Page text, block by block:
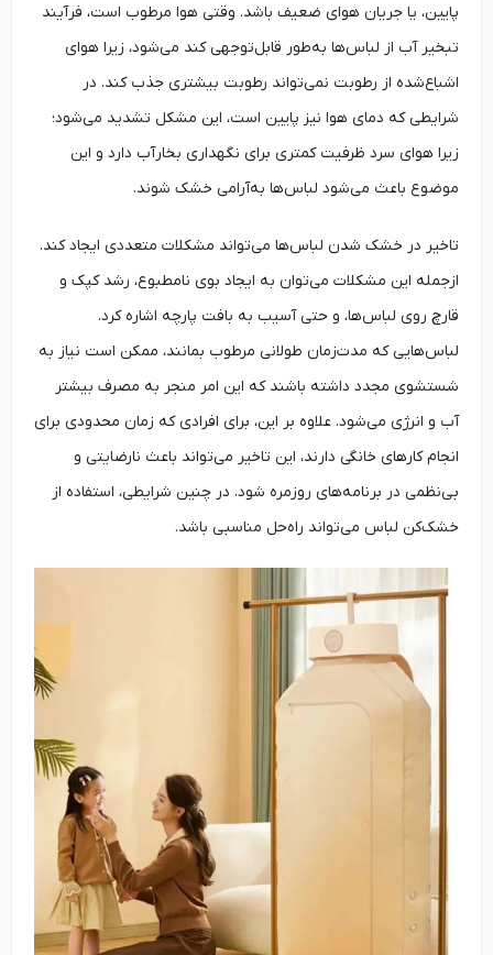
پایین، یا جریان هوای ضعیف باشد. وقتی هوا مرطوب است، فرآیند
تبخیر آب از لباس‌ها به‌طور قابل‌توجهی کند می‌شود، زیرا هوای
اشباع‌شده از رطوبت نمی‌تواند رطوبت بیشتری جذب کند. در
شرایطی که دمای هوا نیز پایین است، این مشکل تشدید می‌شود؛
زیرا هوای سرد ظرفیت کمتری برای نگهداری بخارآب دارد و این
موضوع باعث می‌شود لباس‌ها به‌آرامی خشک شوند.
تاخیر در خشک شدن لباس‌ها می‌تواند مشکلات متعددی ایجاد کند.
ازجمله این مشکلات می‌توان به ایجاد بوی نامطبوع، رشد کپک و
قارچ روی لباس‌ها، و حتی آسیب به بافت پارچه اشاره کرد.
لباس‌هایی که مدت‌زمان طولانی مرطوب بمانند، ممکن است نیاز به
شستشوی مجدد داشته باشند که این امر منجر به مصرف بیشتر
آب و انرژی می‌شود. علاوه بر این، برای افرادی که زمان محدودی برای
انجام کارهای خانگی دارند، این تاخیر می‌تواند باعث نارضایتی و
بی‌نظمی در برنامه‌های روزمره شود. در چنین شرایطی، استفاده از
خشک‌کن لباس می‌تواند راه‌حل مناسبی باشد.